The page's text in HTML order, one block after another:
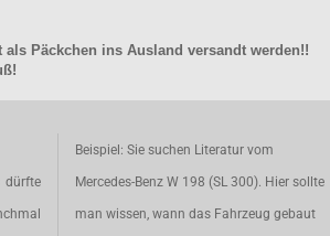
Päckchen ins Ausland versandt werden!!
dürfte
Beispiel: Sie suchen Literatur vom
Mercedes-Benz W 198 (SL 300). Hier sollte
man wissen, wann das Fahrzeug gebaut